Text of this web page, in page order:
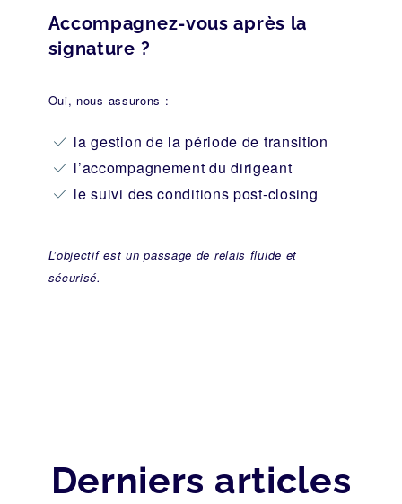
Accompagnez-vous après la
signature ?
Oui, nous assurons :
la gestion de la période de transition
l’accompagnement du dirigeant
le suivi des conditions post-closing
L’objectif est un passage de relais fluide et
sécurisé.
Derniers articles